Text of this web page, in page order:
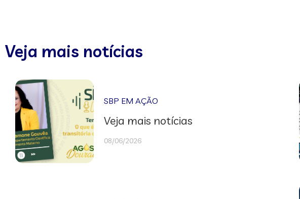
Veja mais notícias
SBP EM AÇÃO
Veja mais notícias
08/06/2026